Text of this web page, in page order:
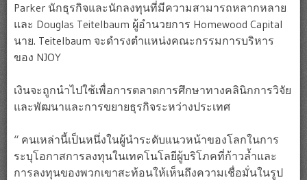
Parker นักธุรกิจและนักลงทุนที่มีความสามารถหลากหลาย
และ Douglas Teitelbaum ผู้อำนวยการ Homewood Capital
นาย. Teitelbaum จะดำรงตำแหน่งคณะกรรมการบริหาร
ของ NJOY
เงินจะถูกนำไปใช้เพื่อการตลาดการศึกษาทางคลินิกการวิจัย
และพัฒนาและการขยายธุรกิจระหว่างประเทศ
“ คนเหล่านี้เป็นหนึ่งในผู้นำระดับแนวหน้าของโลกในการ
ระบุโอกาสการลงทุนในเทคโนโลยีผู้บริโภคที่ก้าวล้ำและ
การลงทุนของพวกเขาสะท้อนให้เห็นถึงความเชื่อมั่นในรูป